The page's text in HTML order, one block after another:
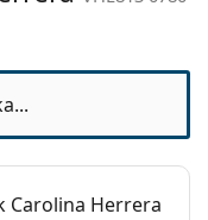
Carolina Herrera